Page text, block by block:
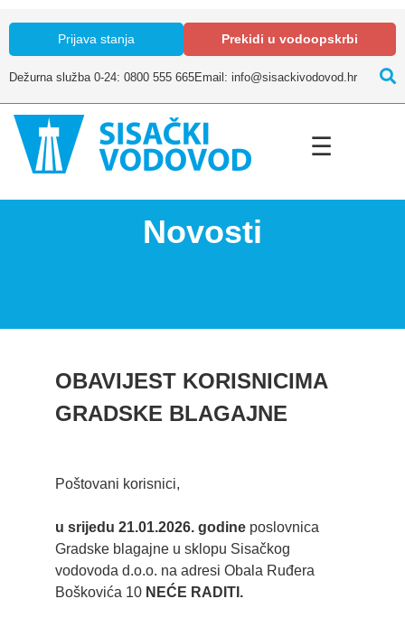
Prijava stanja Prekidi u vodoopskrbi
Dežurna služba 0-24: 0800 555 665Email: info@sisackivodovod.hr
☰
Novosti
OBAVIJEST KORISNICIMA
GRADSKE BLAGAJNE
Poštovani korisnici,
u srijedu 21.01.2026. godineposlovnica
Gradske blagajne u sklopu Sisačkog
vodovoda d.o.o. na adresi Obala Ruđera
Boškovića 10 NEĆE RADITI.